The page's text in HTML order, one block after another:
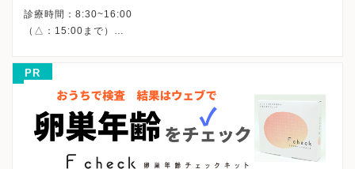
診療時間：8:30~16:00
（△：15:00まで）
PR